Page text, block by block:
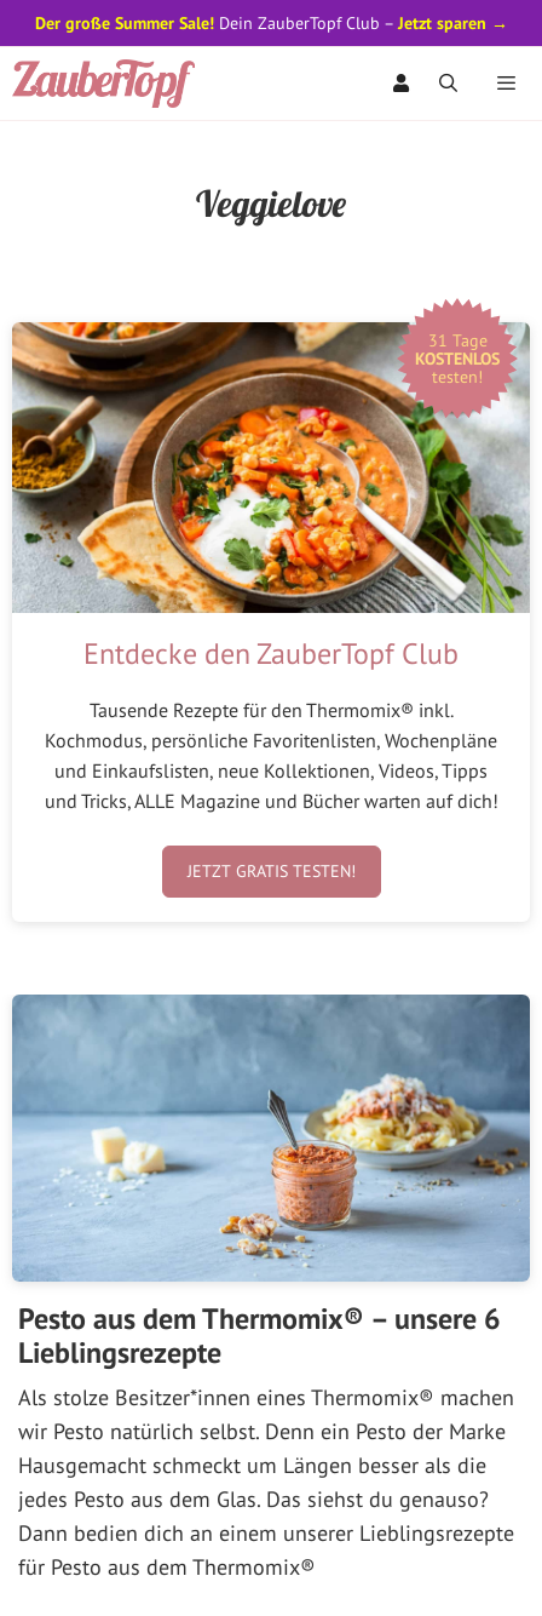
Zum
Inhalt
Veggielove
31 Tage
KOSTENLOS
testen!
Entdecke den ZauberTopf Club
Tausende Rezepte für den Thermomix® inkl.
Kochmodus, persönliche Favoritenlisten, Wochenpläne
und Einkaufslisten, neue Kollektionen, Videos, Tipps
und Tricks, ALLE Magazine und Bücher warten auf dich!
JETZT GRATIS TESTEN!
Pesto aus dem Thermomix® – unsere 6
Lieblingsrezepte
Als stolze Besitzer*innen eines Thermomix® machen
wir Pesto natürlich selbst. Denn ein Pesto der Marke
Hausgemacht schmeckt um Längen besser als die
jedes Pesto aus dem Glas. Das siehst du genauso?
Dann bedien dich an einem unserer Lieblingsrezepte
für Pesto aus dem Thermomix®
Der große Summer Sale!Dein ZauberTopf Club –Jetzt sparen →